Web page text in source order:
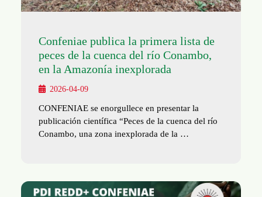
Confeniae publica la primera lista de
peces de la cuenca del río Conambo,
en la Amazonía inexplorada
2026-04-09
CONFENIAE se enorgullece en presentar la
publicación científica “Peces de la cuenca del río
Conambo, una zona inexplorada de la …